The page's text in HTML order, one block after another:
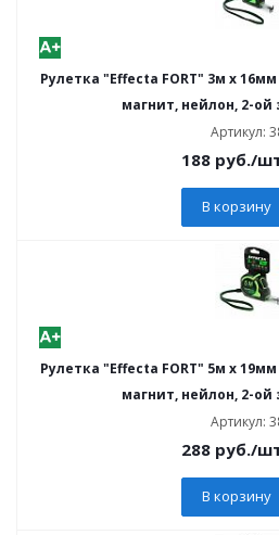
Рулетка "Effecta FORT" 3м х
магнит, нейлон, 2-ой
Артикул:
188 руб./
В корзину
Рулетка "Effecta FORT" 5м х
магнит, нейлон, 2-ой
Артикул:
288 руб./
В корзину